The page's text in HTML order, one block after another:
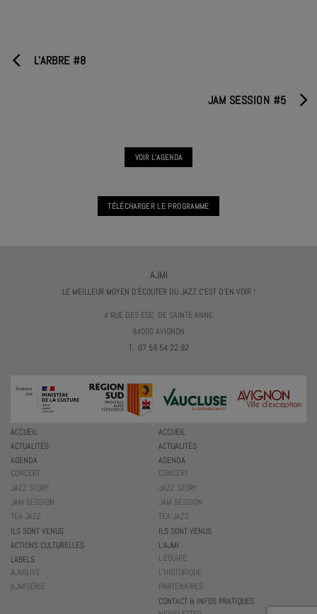
L'ARBRE #8
JAM SESSION #5
VOIR L'AGENDA
TÉLÉCHARGER LE PROGRAMME
AJMI
LE MEILLEUR MOYEN D'ÉCOUTER DU JAZZ C'EST D'EN VOIR !
4 RUE DES ESC. DE SAINTE-ANNE
84000 AVIGNON
T. 07 59 54 22 92
ACCUEIL
ACTUALITÉS
AGENDA
CONCERT
JAZZ STORY
JAM SESSION
TEA JAZZ
ILS SONT VENUS
ACCUEIL
ACTUALITÉS
AGENDA
CONCERT
JAZZ STORY
JAM SESSION
TEA JAZZ
ILS SONT VENUS
ACTIONS CULTURELLES
LABELS
AJMILIVE
AJMISÉRIE
L’AJMI
L’ÉQUIPE
L’HISTORIQUE
PARTENAIRES
CONTACT & INFOS PRATIQUES